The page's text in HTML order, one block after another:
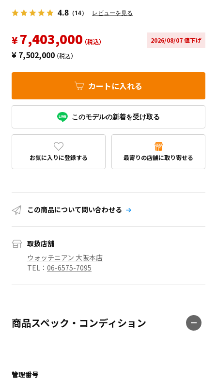
4.8 （14） レビューを見る
2026/08/07 値下げ
¥7,403,000（税込）
¥7,502,000（税込）
カートに入れる
このモデルの新着を受け取る
お気に入りに登録する 最寄りの店舗に取り寄せる
この商品について問い合わせる
取扱店舗
ウォッチニアン 大阪本店
TEL： 06-6575-7095
商品スペック・コンディション
管理番号